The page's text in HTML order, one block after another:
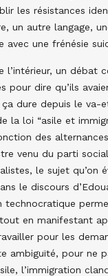
les résistances
un autre langage,
avec une frénésie
l’intérieur, un débat
pour dire qu’ils
dure depuis le
la loi “asile et
des
venu du parti
le sujet qu’on
le discours
en manifestant
pour les
ambiguïté, pour ne
l’immigration